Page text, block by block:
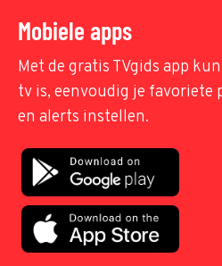
Mobiele apps
Met de gratis TVgids app
tv is, eenvoudig je favoriete
en alerts instellen.